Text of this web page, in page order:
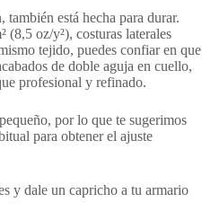
también está hecha para durar.
(8,5 oz/y²), costuras laterales
tejido, puedes confiar en que
de doble aguja en cuello,
profesional y refinado.
por lo que te sugerimos
para obtener el ajuste
y dale un capricho a tu armario